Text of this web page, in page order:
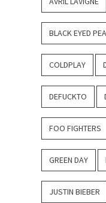
BLACK EYED
COLDPLAY
DEFUCKTO
FOO FIGHTERS
GREEN DAY
JUSTIN BIEBER